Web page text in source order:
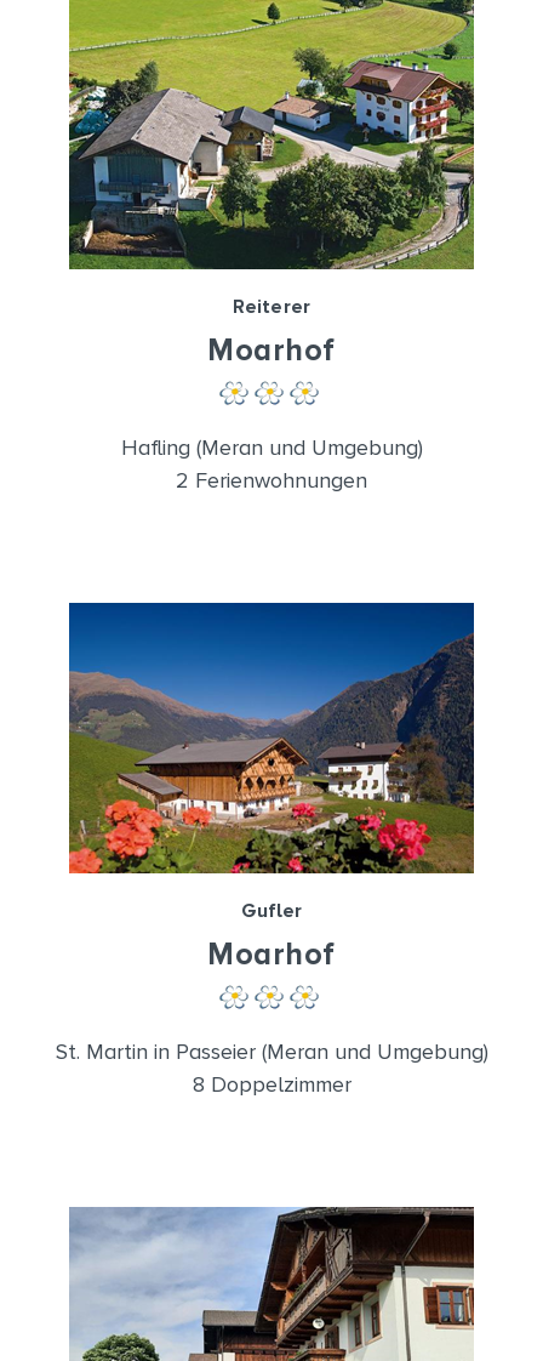
Reiterer
Moarhof
Hafling (Meran und Umgebung)
2 Ferienwohnungen
Gufler
Moarhof
St. Martin in Passeier (Meran und Umgebung)
8 Doppelzimmer